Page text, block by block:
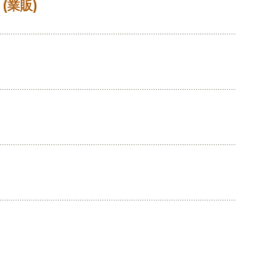
(業販)